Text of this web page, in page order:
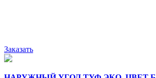
Заказать